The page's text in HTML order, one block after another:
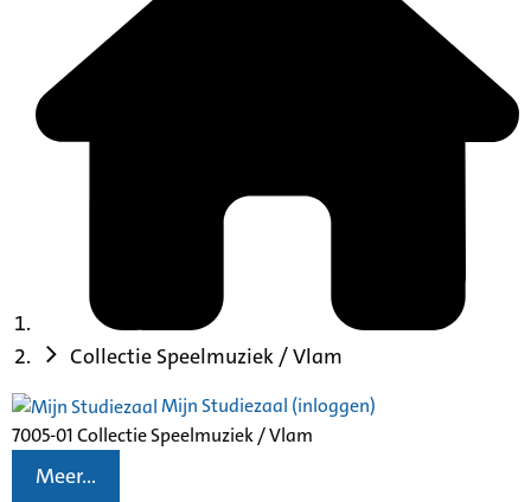
Collectie Speelmuziek / Vlam
Mijn Studiezaal (inloggen)
7005-01 Collectie Speelmuziek / Vlam
Meer...